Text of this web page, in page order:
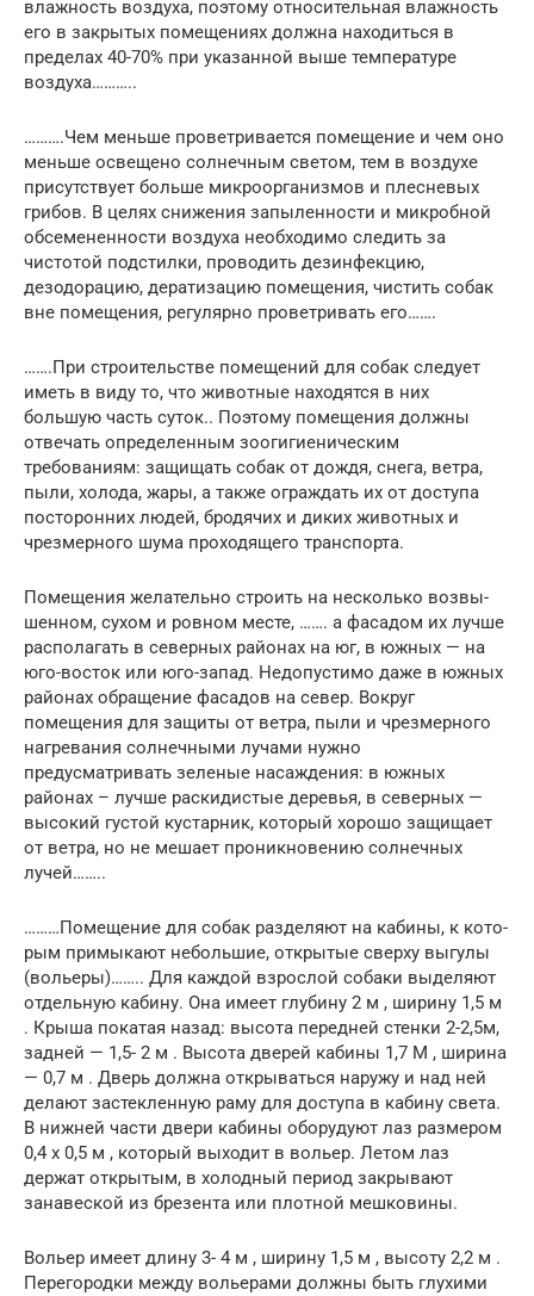
влаж­ность воздуха, поэтому относительная влажность
его в закрытых помещениях должна находиться в
пределах 40-70% при указанной выше температуре
воздуха………..
……….Чем меньше проветривается помещение и чем оно
меньше освещено солнечным светом, тем в воздухе
при­сутствует больше микроорганизмов и плесневых
грибов. В целях снижения запыленности и микробной
обсеменен­ности воздуха необходимо следить за
чистотой подстил­ки, проводить дезинфекцию,
дезодорацию, дератизацию помещения, чистить собак
вне помещения, регулярно проветривать его…….
…….При строительстве помещений для собак следует
иметь в виду то, что животные находятся в них
большую часть суток.. Поэтому помещения должны
отвечать опре­деленным зоогигиеническим
требованиям: защищать со­бак от дождя, снега, ветра,
пыли, холода, жары, а также ограждать их от доступа
посторонних людей, бродячих и диких животных и
чрезмерного шума проходящего транспорта.
Помещения желательно строить на несколько возвы­
шенном, сухом и ровном месте, ……. а фасадом их лучше
располагать в северных районах на юг, в южных — на
юго-восток или юго-запад. Недопустимо даже в южных
районах обращение фасадов на север. Вокруг
помещения для защиты от ветра, пыли и чрезмерного
нагревания солнечными лучами нужно
предусматривать зеленые насаждения: в южных
районах – лучше раски­дистые деревья, в северных —
высокий густой кустарник, который хорошо защищает
от ветра, но не мешает про­никновению солнечных
лучей……..
………Помещение для собак разделяют на кабины, к кото­
рым примыкают небольшие, открытые сверху выгулы
(вольеры)…….. Для каждой взрослой собаки выде­ляют
отдельную кабину. Она имеет глубину 2 м , ширину 1,5 м
. Крыша покатая назад: высота передней стенки 2-­2,5м,
задней — 1,5- 2 м . Высота дверей кабины 1,7 М , ширина
— 0,7 м . Дверь должна открываться наружу и над ней
делают застекленную раму для доступа в каби­ну света.
В нижней части двери кабины оборудуют лаз размером
0,4 х 0,5 м , который выходит в вольер. Летом лаз
держат открытым, в холодный период закрывают
занавеской из брезента или плотной мешковины.
Вольер имеет длину 3- 4 м , ширину 1,5 м , высоту 2,2 м .
Перегородки между вольерами должны быть глу­хими